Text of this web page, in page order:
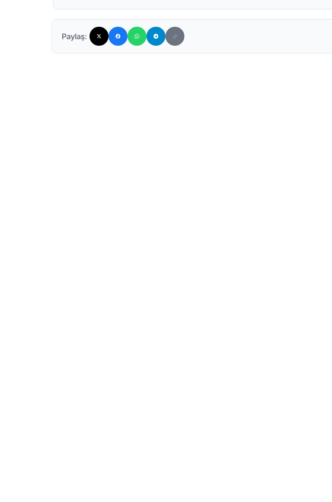
Paylaş: